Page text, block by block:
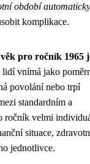
období automaticky
komplikace.
pro ročník 1965
vnímá jako
povolání nebo trpí
standardním a
ročník velmi
situace,
jednotlivce.